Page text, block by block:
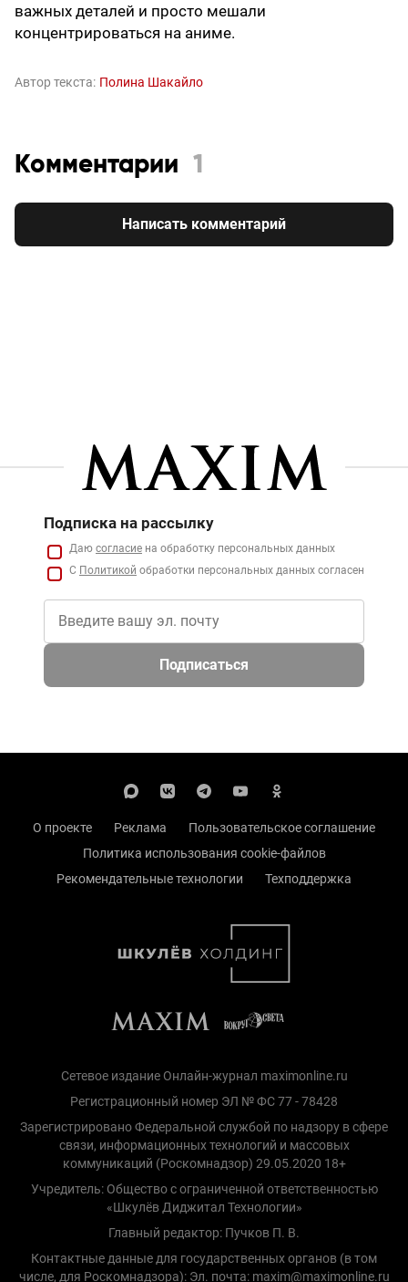
важных деталей и просто мешали
концентрироваться на аниме.
Автор текста: Полина Шакайло
Комментарии 1
Написать комментарий
Подписка на рассылку
Даю согласие на обработку персональных данных
С Политикой обработки персональных данных согласен
Подписаться
О проекте Реклама
Пользовательское соглашение
Политика использования cookie-файлов
Рекомендательные технологии
Техподдержка
Сетевое издание Онлайн-журнал maximonline.ru
Регистрационный номер ЭЛ № ФС 77 - 78428
Зарегистрировано Федеральной службой по надзору в сфере
связи, информационных технологий и массовых
коммуникаций (Роскомнадзор) 29.05.2020 18+
Учредитель: Общество с ограниченной ответственностью
«Шкулёв Диджитал Технологии»
Главный редактор: Пучков П. В.
Контактные данные для государственных органов (в том
числе, для Роскомнадзора): Эл. почта: maxim@maximonline.ru